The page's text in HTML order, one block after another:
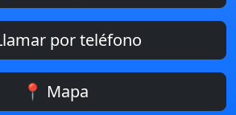
por teléfono
📍 Mapa